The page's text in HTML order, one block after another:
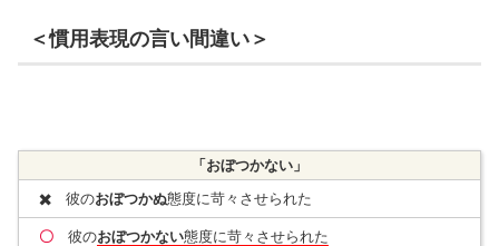
＜慣用表現の言い間違い＞
「おぼつかない」
✖️ 彼のおぼつかぬ態度に苛々させられた
〇 彼のおぼつかない態度に苛々させられた